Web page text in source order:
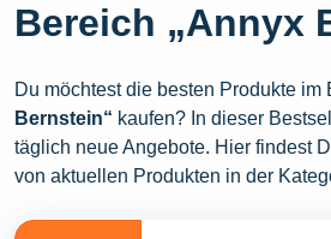
Bereich „Annyx
Du möchtest die besten Produkte im
Bernstein“ kaufen? In dieser
täglich neue Angebote. Hier findest
von aktuellen Produkten in der